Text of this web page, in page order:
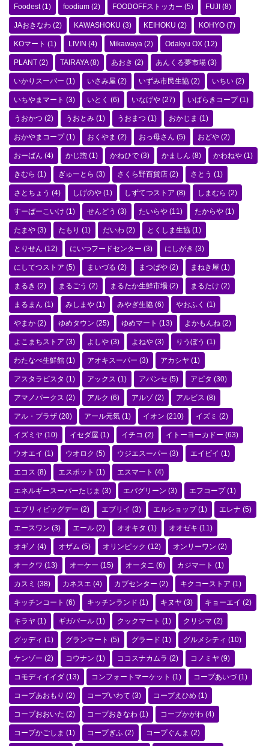
Foodest(1) foodium (2) FOODOFFストッカー (5) FUJI (8)
JAおきなわ (2) KAWASHOKU (3) KEIHOKU (2) KOHYO (7)
KOマート (1) LIVIN (4) Mikawaya (2) Odakyu OX (12)
PLANT (2) TAIRAYA(8) あおき (2) あんくる夢市場 (3)
いかりスーパー (1) いさみ屋 (2) いずみ市民生協 (2) いちい (2)
いちやまマート (3) いとく (6) いなげや (27) いばらきコープ(1)
うおかつ (2) うおとみ (1) うおまつ (1) おかじま (1)
おかやまコープ(1) おくやま (2) おっ母さん (5) おどや (2)
おーばん (4) かじ惣 (1) かねひで (3) かましん (8) かわねや (1)
きむら (1) ぎゅーとら (3) さくら野百貨店 (2) さとう (1)
さとちょう (4) しげのや (1) しずてつストア (8) しまむら (2)
すーぱーこいけ (1) せんどう (3) たいらや (11) たからや (1)
たまや (3) たもり (1) だいわ (2) とくしま生協 (1)
とりせん (12) にいつフードセンター (3) にしがき (3)
にしてつストア (5) まいづる (2) まつばや (2) まねき屋 (1)
まるき (2) まるごう (2) まるたか生鮮市場 (2) まるたけ (2)
まるまん (1) みしまや (1) みやぎ生協 (6) やおふく (1)
やまか (2) ゆめタウン (25) ゆめマート (13) よかもんね (2)
よこまちストア (3) よしや (3) よねや (3) りうぼう (1)
わたなべ生鮮館 (1) アオキスーパー (3) アカシヤ (1)
アスタラビスタ (1) アックス (1) アバンセ (5) アピタ (30)
アマノパークス (2) アルク (6) アルゾ(2) アルビス (8)
アル・プラザ (20) アール元気 (1) イオン (210) イズミ (2)
イズミヤ (10) イセダ屋 (1) イチコ (2) イトーヨーカドー (63)
ウオエイ (1) ウオロク (5) ウジエスーパー (3) エイビイ (1)
エコス (8) エスポット (1) エスマート (4)
エネルギースーパーたじま (3) エバグリーン (3) エフコープ(1)
エブリィビッグデー (2) エブリイ (3) エルショップ(1) エレナ (5)
エースワン (3) エール (2) オオキタ (1) オオゼキ (11)
オギノ (4) オザム (5) オリンピック (12) オンリーワン (2)
オークワ (13) オーケー (15) オータニ (6) カジマート (1)
カスミ (38) カネスエ (4) カブセンター (2) キクコーストア (1)
キッチンコート (6) キッチンランド (1) キヌヤ (3) キョーエイ (2)
キラヤ (1) ギガパール (1) クックマート (1) クリシマ (2)
グッディ (1) グランマート (5) グラード (1) グルメシティ (10)
ケンゾー (2) コウナン (1) ココスナカムラ (2) コノミヤ (9)
コモディイイダ (13) コンフォートマーケット (1) コープあいづ(1)
コープあおもり (2) コープいわて (3) コープえひめ (1)
コープおおいた (2) コープおきなわ (1) コープかがわ (4)
コープかごしま (1) コープぎふ (2) コープぐんま (2)